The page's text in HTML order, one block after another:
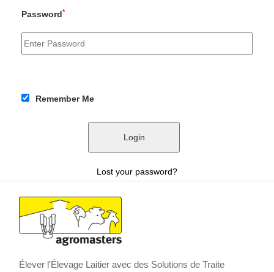
Password*
Remember Me
Lost your password?
Élever l'Élevage Laitier avec des Solutions de Traite